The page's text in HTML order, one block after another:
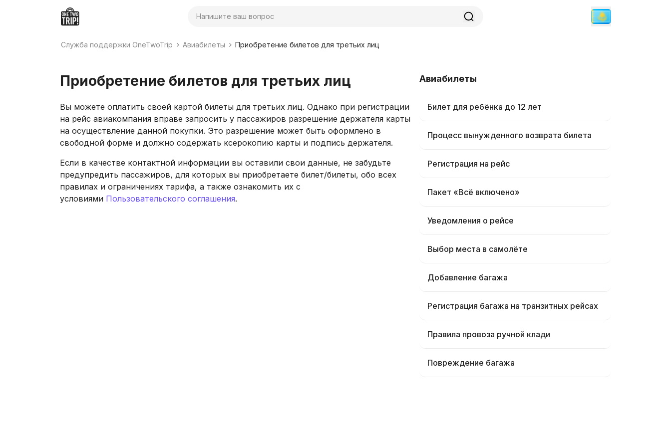
Поиск
Служба поддержки OneTwoTrip Авиабилеты Приобретение билетов для третьих лиц
Приобретение билетов для третьих лиц
Вы можете оплатить своей картой билеты для третьих лиц. Однако при регистрации
на рейс авиакомпания вправе запросить у пассажиров разрешение держателя карты
на осуществление данной покупки. Это разрешение может быть оформлено в
свободной форме и должно содержать ксерокопию карты и подпись держателя.
Если в качестве контактной информации вы оставили свои данные, не забудьте
предупредить пассажиров, для которых вы приобретаете билет/билеты, обо всех
правилах и ограничениях тарифа, а также ознакомить их с
условиями Пользовательского соглашения.
Авиабилеты
Билет для ребёнка до 12 лет
Процесс вынужденного возврата билета
Регистрация на рейс
Пакет «Всё включено»
Уведомления о рейсе
Выбор места в самолёте
Добавление багажа
Регистрация багажа на транзитных рейсах
Правила провоза ручной клади
Повреждение багажа